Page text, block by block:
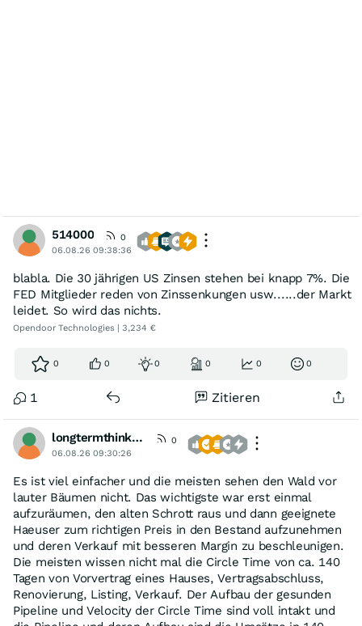
514000
0
06.08.26 09:38:36
blabla. Die 30 jährigen US Zinsen stehen bei knapp 7%. Die
FED Mitglieder reden von Zinssenkungen usw......der Markt
leidet. So wird das nichts.
Opendoor Technologies | 3,234 €
0 0 0 0 0 0
1 Zitieren
longtermthinker1
0
06.08.26 09:30:26
Es ist viel einfacher und die meisten sehen den Wald vor
lauter Bäumen nicht. Das wichtigste war erst einmal
aufzuräumen, den alten Schrott raus und dann geeignete
Haeuser zum richtigen Preis in den Bestand aufzunehmen
und deren Verkauf mit besseren Margin zu beschleunigen.
Die meisten wissen nicht mal die Circle Time von ca. 140
Tagen von Vorvertrag eines Hauses, Vertragsabschluss,
Renovierung, Listing, Verkauf. Der Aufbau der gesunden
Pipeline und Velocity der Circle Time sind voll intakt und